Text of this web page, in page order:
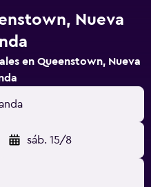
Nueva
en Queenstown, Nueva
sáb. 15/8